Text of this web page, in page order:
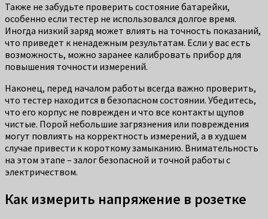
Также не забудьте проверить состояние батарейки,
особенно если тестер не использовался долгое время.
Иногда низкий заряд может влиять на точность показаний,
что приведет к ненадежным результатам. Если у вас есть
возможность, можно заранее калибровать прибор для
повышения точности измерений.
Наконец, перед началом работы всегда важно проверить,
что тестер находится в безопасном состоянии. Убедитесь,
что его корпус не поврежден и что все контакты щупов
чистые. Порой небольшие загрязнения или повреждения
могут повлиять на корректность измерений, а в худшем
случае привести к короткому замыканию. Внимательность
на этом этапе – залог безопасной и точной работы с
электричеством.
Как измерить напряжение в розетке